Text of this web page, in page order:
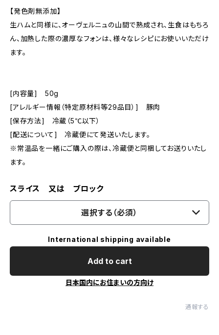
【発色剤無添加】
生ハムと同様に、オーヴェルニュの山間で熟成され、生食はもちろ
ん、加熱した際の濃厚なフォンは、様々なレシピにお使いいただけ
ます。
[内容量] 50g
[アレルギー情報（特定原材料等29品目）] 豚肉
[保存方法] 冷蔵（5℃以下）
[配送について] 冷蔵便にて発送いたします。
※常温品を一緒にご購入の際は、冷蔵便と同梱してお送りいたし
ます。
スライス 又は ブロック
選択する（必須）
International shipping available
Add to cart
日本国内にお住まいの方向け
通報する